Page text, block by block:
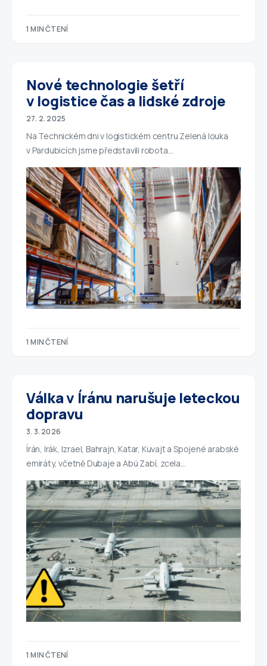
1 MIN ČTENÍ
Nové technologie šetří
v logistice čas a lidské zdroje
27. 2. 2025
Na Technickém dni v logistickém centru Zelená louka
v Pardubicích jsme představili robota…
1 MIN ČTENÍ
Válka v Íránu narušuje leteckou
dopravu
3. 3. 2026
Írán, Irák, Izrael, Bahrajn, Katar, Kuvajt a Spojené arabské
emiráty, včetně Dubaje a Abú Zabí, zcela…
1 MIN ČTENÍ